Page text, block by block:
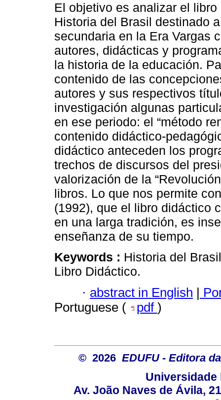
El objetivo es analizar el
Historia del Brasil destinado
secundaria en la Era Vargas
autores, didácticas y
la historia de la educación.
contenido de las
autores y sus respectivos
investigación algunas
en ese periodo: el “método
contenido didáctico-
didáctico anteceden los
trechos de discursos del
valorización de la
libros. Lo que nos permite
(1992), que el libro didáctico
en una larga tradición, es
enseñanza de su tiempo.
Keywords : Historia del
Libro Didáctico.
· abstract in English |
Portuguese (
pdf )
© 2026 EDUFU - Editora
Universidade
Av. João Naves de Ávila,